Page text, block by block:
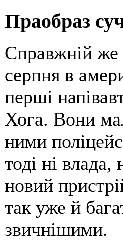
Праобраз
Справжній же
серпня в
перші
Хога. Вони
ними
тоді ні
новий
так уже й
звичнішими.